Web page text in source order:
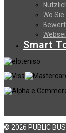
Wo
Smart
© 2026 PUBLIC BUS